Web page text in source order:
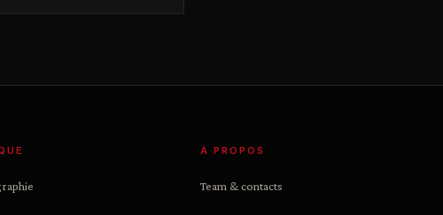
À PROPOS
Team & contacts